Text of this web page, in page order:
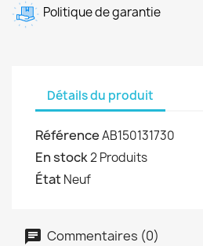
Politique de garantie
Détails du produit
RéférenceAB150131730
En stock2 Produits
ÉtatNeuf
Commentaires (0)